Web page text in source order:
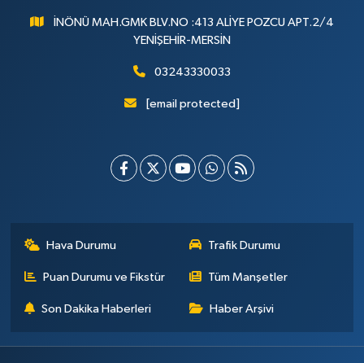
İNÖNÜ MAH.GMK BLV.NO :413 ALİYE POZCU APT.2/4
YENİŞEHİR-MERSİN
03243330033
[email protected]
Hava Durumu Trafik Durumu
Puan Durumu ve Fikstür Tüm Manşetler
Son Dakika Haberleri Haber Arşivi